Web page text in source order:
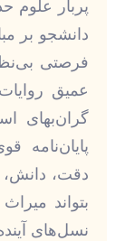
پربار علوم
دانشجو بر
فرصتی
عمیق
گران‌بهای
پایان‌نامه
دقت،
بتواند
نسل‌های